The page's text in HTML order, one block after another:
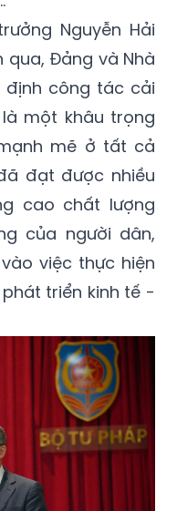
Nguyễn Hải
qua, Đảng và Nhà
định công tác cải
một khâu trọng
mẽ ở tất cả
đạt được nhiều
cao chất lượng
của người dân,
việc thực hiện
triển kinh tế -